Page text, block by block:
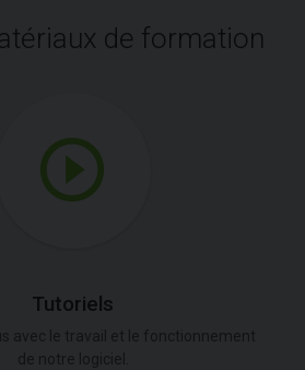
de formation
Tutoriels